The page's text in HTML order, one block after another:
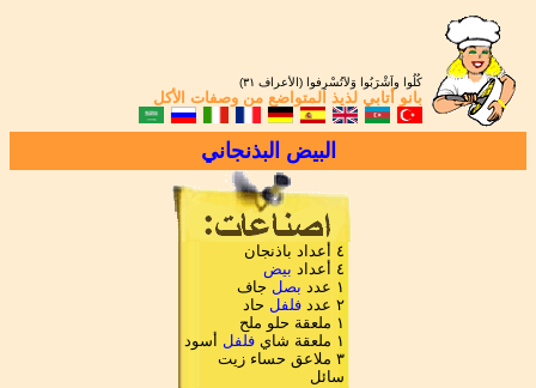
كُلُوا واَشْرَبُوا وَلاَتُسْرِفوا (الأعراف ٣١)
بانو أتابي لذيذ المتواضع من وصفات الأكل
البيض البذنجاني
٤ أعداد باذنجان
٤ أعداد
بيض
١ عدد
بصل جاف
٢ عدد
فلفل حاد
١ ملعقة حلو ملح
١ ملعقة شاي
فلفل أسود
٣ ملاعق حساء زيت
سائل